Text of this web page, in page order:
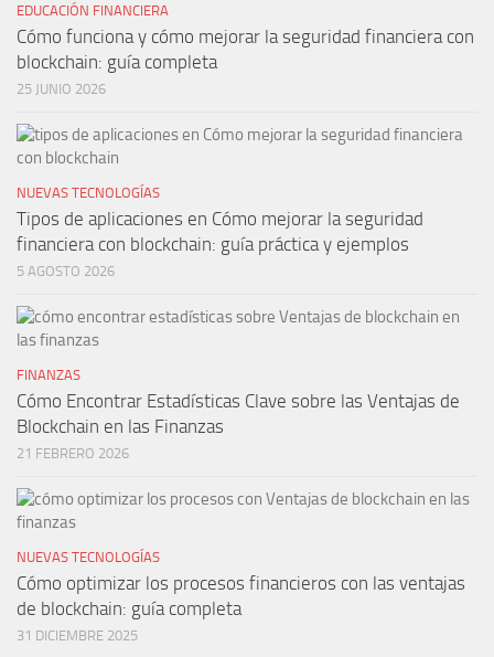
EDUCACIÓN FINANCIERA
Cómo funciona y cómo mejorar la seguridad financiera con
blockchain: guía completa
25 JUNIO 2026
NUEVAS TECNOLOGÍAS
Tipos de aplicaciones en Cómo mejorar la seguridad
financiera con blockchain: guía práctica y ejemplos
5 AGOSTO 2026
FINANZAS
Cómo Encontrar Estadísticas Clave sobre las Ventajas de
Blockchain en las Finanzas
21 FEBRERO 2026
NUEVAS TECNOLOGÍAS
Cómo optimizar los procesos financieros con las ventajas
de blockchain: guía completa
31 DICIEMBRE 2025